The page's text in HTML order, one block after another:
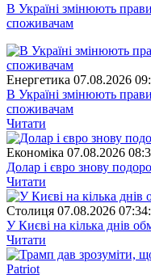
В Україні змінюють
споживачам
Енергетика 07.08.2026
В Україні змінюють
споживачам
Читати
Економіка 07.08.2026
Долар і євро знову
Читати
Столиця 07.08.2026
У Києві на кілька днів
Читати